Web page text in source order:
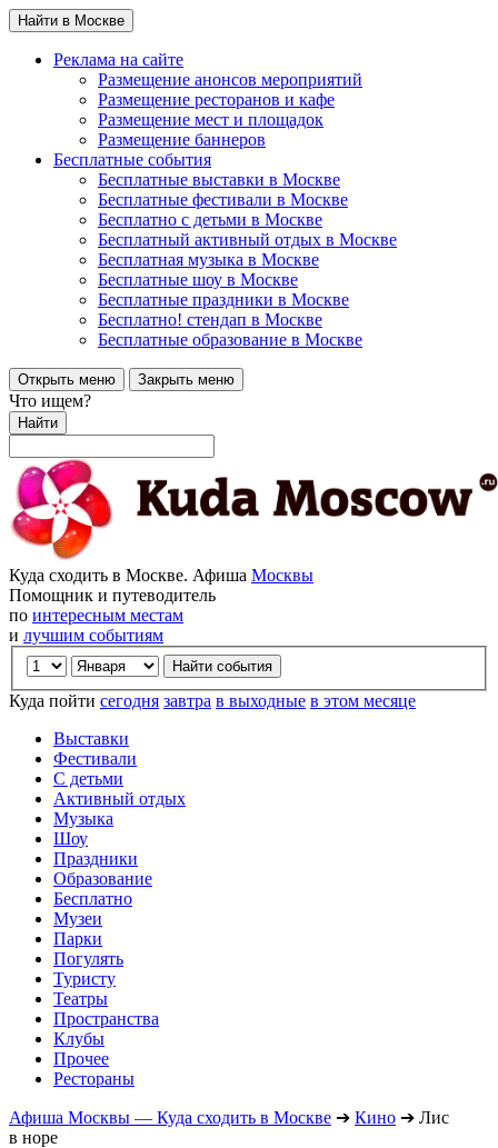
Найти в Москве
Реклама на сайте
Размещение анонсов мероприятий
Размещение ресторанов и кафе
Размещение мест и площадок
Размещение баннеров
Бесплатные события
Бесплатные выставки в Москве
Бесплатные фестивали в Москве
Бесплатно с детьми в Москве
Бесплатный активный отдых в Москве
Бесплатная музыка в Москве
Бесплатные шоу в Москве
Бесплатные праздники в Москве
Бесплатно! стендап в Москве
Бесплатные образование в Москве
Открыть меню Закрыть меню
Что ищем?
Найти
Куда сходить в Москве. Афиша Москвы
Помощник и путеводитель
по интересным местам
и лучшим событиям
Куда пойти сегодня завтра в выходные в этом месяце
Выставки
Фестивали
С детьми
Активный отдых
Музыка
Шоу
Праздники
Образование
Бесплатно
Музеи
Парки
Погулять
Туристу
Театры
Пространства
Клубы
Прочее
Рестораны
Афиша Москвы — Куда сходить в Москве ➔ Кино ➔ Лис
в норе